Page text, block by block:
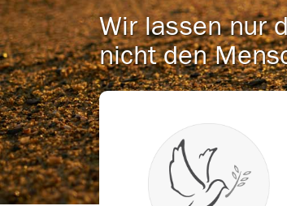
Wir lassen nur
nicht den